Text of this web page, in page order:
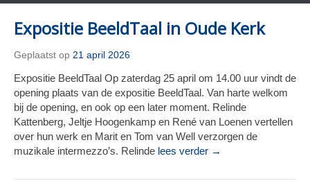
Expositie BeeldTaal in Oude Kerk
Geplaatst op 21 april 2026
Expositie BeeldTaal Op zaterdag 25 april om 14.00 uur vindt de
opening plaats van de expositie BeeldTaal. Van harte welkom
bij de opening, en ook op een later moment. Relinde
Kattenberg, Jeltje Hoogenkamp en René van Loenen vertellen
over hun werk en Marit en Tom van Well verzorgen de
muzikale intermezzo’s. Relinde lees verder →